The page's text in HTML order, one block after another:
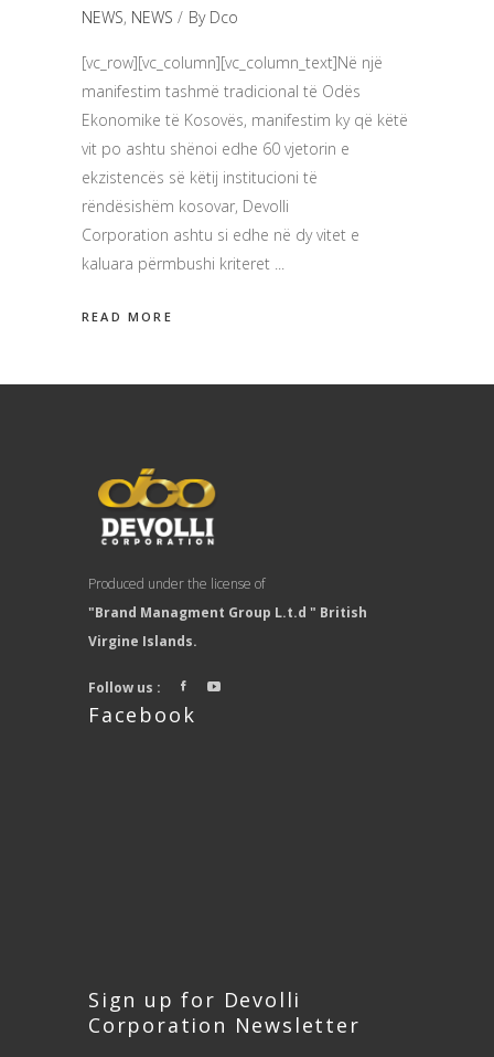
NEWS, NEWS By Dco
[vc_row][vc_column][vc_column_text]Në një
manifestim tashmë tradicional të Odës
Ekonomike të Kosovës, manifestim ky që këtë
vit po ashtu shënoi edhe 60 vjetorin e
ekzistencës së këtij institucioni të
rëndësishëm kosovar, Devolli
Corporation ashtu si edhe në dy vitet e
kaluara përmbushi kriteret
READ MORE
Produced under the license of
"Brand Managment Group L.t.d " British
Virgine Islands.
Follow us :
Facebook
Sign up for Devolli
Corporation Newsletter